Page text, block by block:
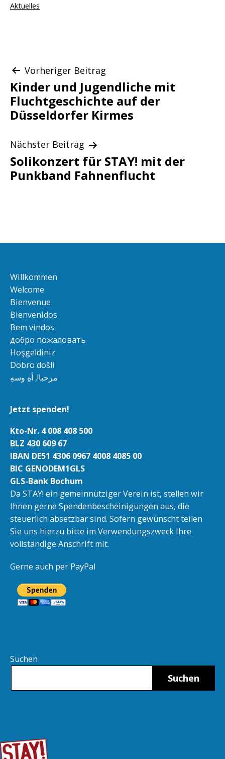
am
Kategorisiert
Aktuelles
Beitragsnavigation
Vorheriger Beitrag
Kinder und Jugendliche mit
Fluchtgeschichte auf der
Düsseldorfer Kirmes
Nächster Beitrag
Solikonzert für STAY! mit der
Punkband Fahnenflucht
Willkommen
Welcome
Bienvenue
Bienvenidos
Bem vindos
добро пожаловать
Hoşgeldiniz
Dobro došli
مرحبا!, أهِ وسهِ
Jetzt spenden!
Kto-Nr. 4 008 408 500
BLZ 430 609 67
IBAN DE51 4306 0967 4008 4085 00
BIC GENODEM1GLS
GLS-Bank Bochum
Da STAY! ein gemeinnütziger Verein ist, stellen wir
Ihnen gerne Spendenbescheinigungen aus, die
steuerlich absetzbar sind. Sofern gewünscht teilen
Sie uns hierzu bitte im Verwendungszweck Ihre
vollständige Anschrift mit.
Gerne auch per PayPal
Suchen
Suchen